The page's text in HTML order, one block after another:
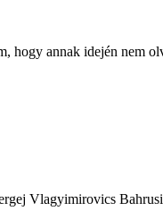
annak idején nem
Vlagyimirovics